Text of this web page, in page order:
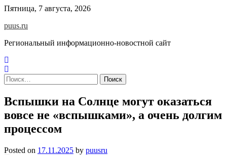
Skip
content
Пятница, 7 августа, 2026
puus.ru
Региональный информационно-новостной сайт
Найти:
Вспышки на Солнце могут оказаться
вовсе не «вспышками», а очень долгим
процессом
Posted on 17.11.2025 by puusru